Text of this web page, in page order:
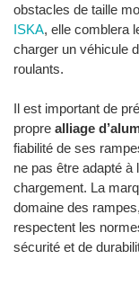
obstacles de taille
ISKA, elle comblera
charger un véhicule
roulants.
Il est important de
propre alliage
fiabilité de ses
ne pas être adapté à
chargement. La
domaine des
respectent les
sécurité et de